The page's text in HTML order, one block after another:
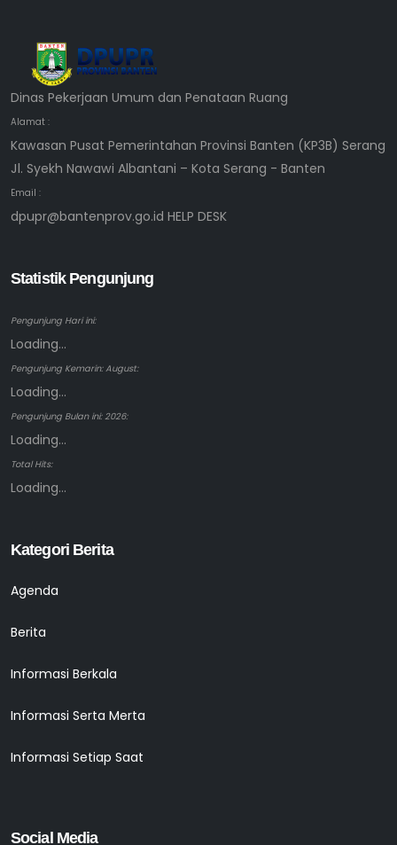
Dinas Pekerjaan Umum dan Penataan Ruang
Alamat :
Kawasan Pusat Pemerintahan Provinsi Banten (KP3B) Serang
Jl. Syekh Nawawi Albantani – Kota Serang - Banten
Email :
dpupr@bantenprov.go.id HELP DESK
Statistik Pengunjung
Pengunjung Hari ini:
Loading...
Pengunjung Kemarin: August:
Loading...
Pengunjung Bulan ini: 2026:
Loading...
Total Hits:
Loading...
Kategori Berita
Agenda
Berita
Informasi Berkala
Informasi Serta Merta
Informasi Setiap Saat
Social Media